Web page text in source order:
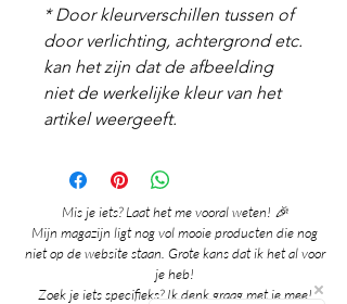
* Door kleurverschillen tussen of
door verlichting, achtergrond etc.
kan het zijn dat de afbeelding
niet de werkelijke kleur van het
artikel weergeeft.
Mis je iets? Laat het me vooral weten! 🎉
Mijn magazijn ligt nog vol mooie producten die nog
niet op de website staan. Grote kans dat ik het al voor
je heb!
Zoek je iets specifieks? Ik denk graag met je mee!